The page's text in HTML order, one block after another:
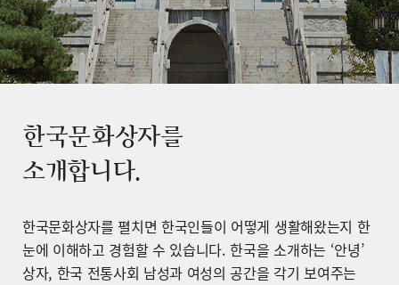
한국문화상자를
소개합니다.
한국문화상자를 펼치면 한국인들이 어떻게 생활해왔는지 한
눈에 이해하고 경험할 수 있습니다. 한국을 소개하는 ‘안녕’
상자, 한국 전통사회 남성과 여성의 공간을 각기 보여주는